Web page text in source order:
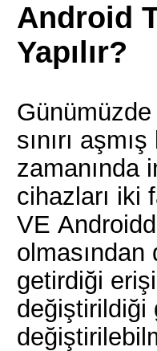
Android
Yapılır?
sınırı
zamanında
cihazları iki
VE
getirdiği
değiştirildiği